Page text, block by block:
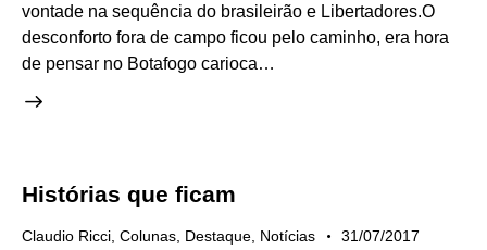
vontade na sequência do brasileirão e Libertadores.O
desconforto fora de campo ficou pelo caminho, era hora
de pensar no Botafogo carioca…
Histórias que ficam
Claudio Ricci Colunas Destaque Notícias 31/07/2017